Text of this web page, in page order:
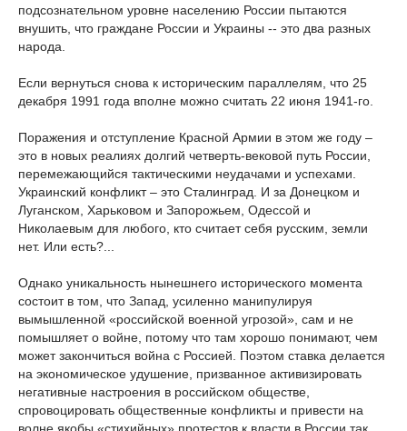
подсознательном уровне населению России пытаются
внушить, что граждане России и Украины -- это два разных
народа.
Если вернуться снова к историческим параллелям, что 25
декабря 1991 года вполне можно считать 22 июня 1941-го.
Поражения и отступление Красной Армии в этом же году –
это в новых реалиях долгий четверть-вековой путь России,
перемежающийся тактическими неудачами и успехами.
Украинский конфликт – это Сталинград. И за Донецком и
Луганском, Харьковом и Запорожьем, Одессой и
Николаевым для любого, кто считает себя русским, земли
нет. Или есть?...
Однако уникальность нынешнего исторического момента
состоит в том, что Запад, усиленно манипулируя
вымышленной «российской военной угрозой», сам и не
помышляет о войне, потому что там хорошо понимают, чем
может закончиться война с Россией. Поэтом ставка делается
на экономическое удушение, призванное активизировать
негативные настроения в российском обществе,
спровоцировать общественные конфликты и привести на